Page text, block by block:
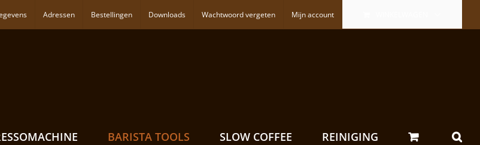
Adressen Bestellingen Downloads Wachtwoord vergeten Mijn account
BARISTA TOOLS SLOW COFFEE REINIGING